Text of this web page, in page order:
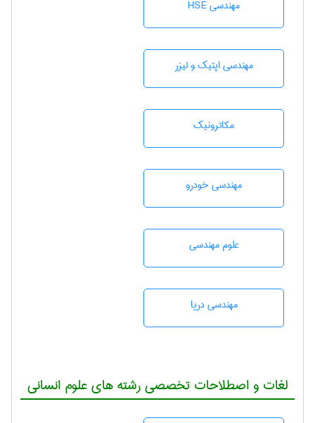
مهندسی HSE
مهندسی اپتیک و لیزر
مکاترونیک
مهندسی خودرو
علوم مهندسی
مهندسی دریا
لغات و اصطلاحات تخصصی رشته های علوم انسانی